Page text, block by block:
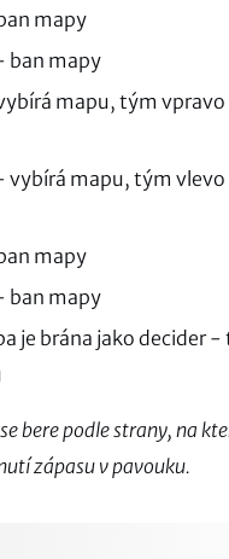
mapy
ban mapy
mapu, tým vpravo
vybírá mapu, tým vlevo
mapy
ban mapy
je brána jako decider
bere podle strany, na
zápasu v pavouku.